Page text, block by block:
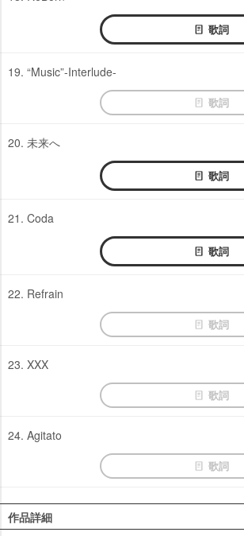
歌詞
19. “Music”-Interlude-
歌詞
20. 未来へ
歌詞
21. Coda
歌詞
22. Refrain
歌詞
23. XXX
歌詞
24. Agitato
歌詞
作品詳細